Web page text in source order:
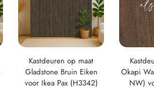
Kastdeuren op maat
Gladstone Bruin Eiken
voor Ikea Pax (H3342)
Okapi
NW)